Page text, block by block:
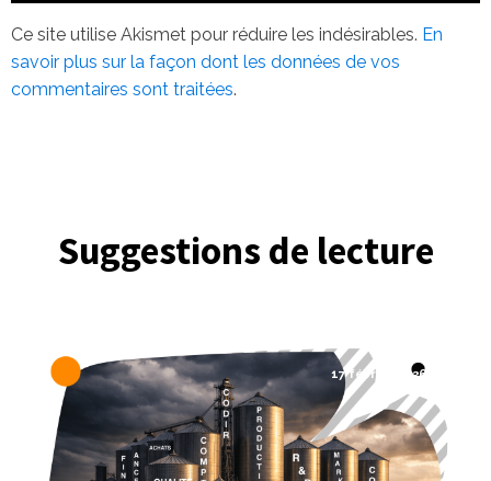
Ce site utilise Akismet pour réduire les indésirables. En
savoir plus sur la façon dont les données de vos
commentaires sont traitées.
Suggestions de lecture
17 février 2026